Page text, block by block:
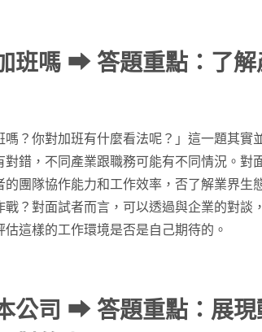
班嗎 ➡ 答題重點：了
嗎？你對加班有什麼看法呢？」這一題其實
對錯，不同產業跟職務可能有不同情況。對
的團隊協作能力和工作效率，否了解業界生
戰？對面試者而言，可以透過與企業的對談
這樣的工作環境是否是自己期待的。
公司 ➡ 答題重點：展現